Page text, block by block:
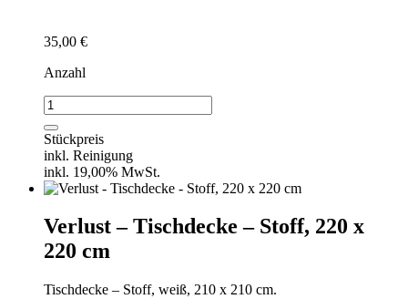
35,00 €
Anzahl
Verlust
-
Tischdecke
-
Stoff,
140
140
cm
Menge
Stückpreis
inkl. Reinigung
inkl. 19,00% MwSt.
Verlust – Tischdecke – Stoff, 220 x
220 cm
Tischdecke – Stoff, weiß, 210 x 210 cm.